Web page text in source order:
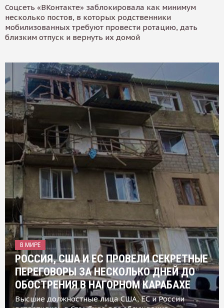
Соцсеть «ВКонтакте» заблокировала как минимум
несколько постов, в которых родственники
мобилизованных требуют провести ротацию, дать
близким отпуск и вернуть их домой
В МИРЕ
РОССИЯ, США И ЕС ПРОВЕЛИ СЕКРЕТНЫЕ
ПЕРЕГОВОРЫ ЗА НЕСКОЛЬКО ДНЕЙ ДО
ОБОСТРЕНИЯ В НАГОРНОМ КАРАБАХЕ
Высшие должностные лица США, ЕС и России